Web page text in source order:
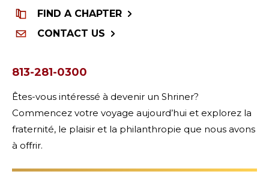
FIND A CHAPTER
CONTACT US
813-281-0300
Êtes-vous intéressé à devenir un Shriner?
Commencez votre voyage aujourd’hui et explorez la
fraternité, le plaisir et la philanthropie que nous avons
à offrir.